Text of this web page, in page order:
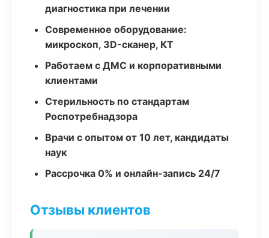
диагностика при лечении
Современное оборудование:
микроскоп, 3D-сканер, КТ
Работаем с ДМС и корпоративными
клиентами
Стерильность по стандартам
Роспотребнадзора
Врачи с опытом от 10 лет, кандидаты
наук
Рассрочка 0% и онлайн-запись 24/7
Отзывы клиентов